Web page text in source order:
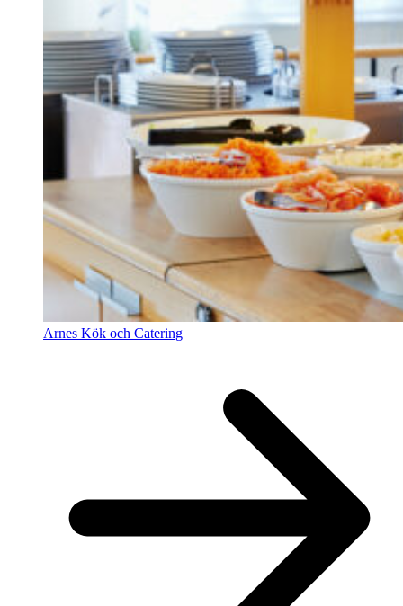
Arnes Kök och Catering